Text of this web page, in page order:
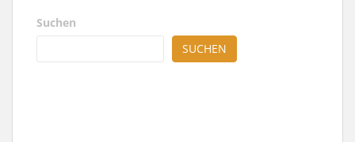
Suchen
SUCHEN